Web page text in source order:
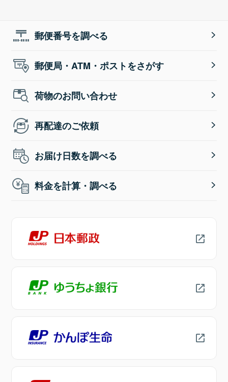
郵便番号を調べる
郵便局・ATM・ポストをさがす
荷物のお問い合わせ
再配達のご依頼
お届け日数を調べる
料金を計算・調べる